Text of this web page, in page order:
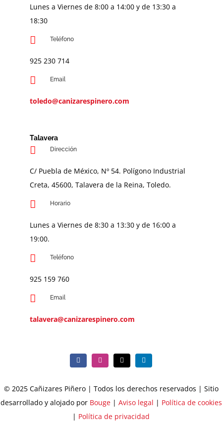
Lunes a Viernes de 8:00 a 14:00 y de 13:30 a
18:30
Teléfono
925 230 714
Email
toledo@canizarespinero.com
Talavera
Dirección
C/ Puebla de México, Nº 54. Polígono Industrial
Creta, 45600, Talavera de la Reina, Toledo.
Horario
Lunes a Viernes de 8:30 a 13:30 y de 16:00 a
19:00.
Teléfono
925 159 760
Email
talavera@canizarespinero.com
© 2025 Cañizares Piñero | Todos los derechos reservados | Sitio
desarrollado y alojado por Bouge| Aviso legal | Política de cookies
| Política de privacidad